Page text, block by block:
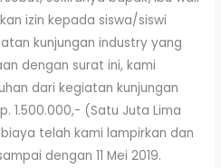
izin kepada siswa/siswi
kunjungan industry yang
dengan surat ini, kami
dari kegiatan kunjungan
1.500.000,- (Satu Juta Lima
biaya telah kami lampirkan dan
dengan 11 Mei 2019.